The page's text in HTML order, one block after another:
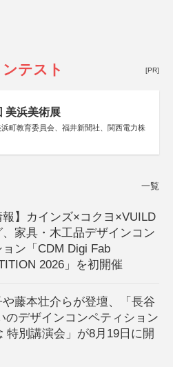
テスト [PR]
美浜美術展
町教育委員会、福井新聞社、関西電力株
一覧
報】カインズ×コクヨ×VUILD
、家具・木工品デザインコン
ン「CDM Digi Fab
2026」を初開催
藤本壮介らが登壇、「長谷
のデザインコンペティション
特別講演会」が8月19日に開